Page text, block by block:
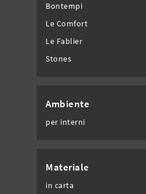
Bontempi
Le Comfort
Le Fablier
Stones
Ambiente
per interni
Materiale
in carta